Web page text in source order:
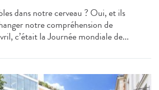
dans notre cerveau ? Oui, et ils
notre compréhension de
c’était la Journée mondiale de...